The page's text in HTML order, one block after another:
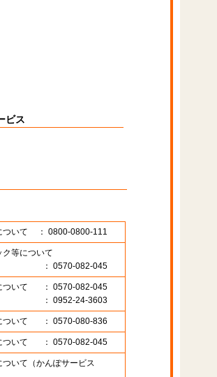
ビス
ついて ： 0800-0800-111
等について
： 0570-082-045
ついて
： 0570-082-045
： 0952-24-3603
ついて ： 0570-080-836
ついて ： 0570-082-045
いて（かんぽサービス